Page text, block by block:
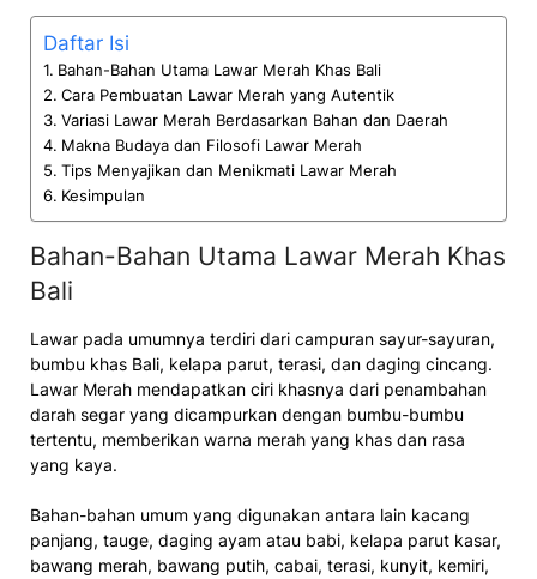
Daftar Isi
Bahan-Bahan Utama Lawar Merah Khas Bali
Cara Pembuatan Lawar Merah yang Autentik
Variasi Lawar Merah Berdasarkan Bahan dan Daerah
Makna Budaya dan Filosofi Lawar Merah
Tips Menyajikan dan Menikmati Lawar Merah
Kesimpulan
Bahan-Bahan Utama Lawar Merah Khas
Bali
Lawar pada umumnya terdiri dari campuran sayur-sayuran,
bumbu khas Bali, kelapa parut, terasi, dan daging cincang.
Lawar Merah mendapatkan ciri khasnya dari penambahan
darah segar yang dicampurkan dengan bumbu-bumbu
tertentu, memberikan warna merah yang khas dan rasa
yang kaya.
Bahan-bahan umum yang digunakan antara lain kacang
panjang, tauge, daging ayam atau babi, kelapa parut kasar,
bawang merah, bawang putih, cabai, terasi, kunyit, kemiri,